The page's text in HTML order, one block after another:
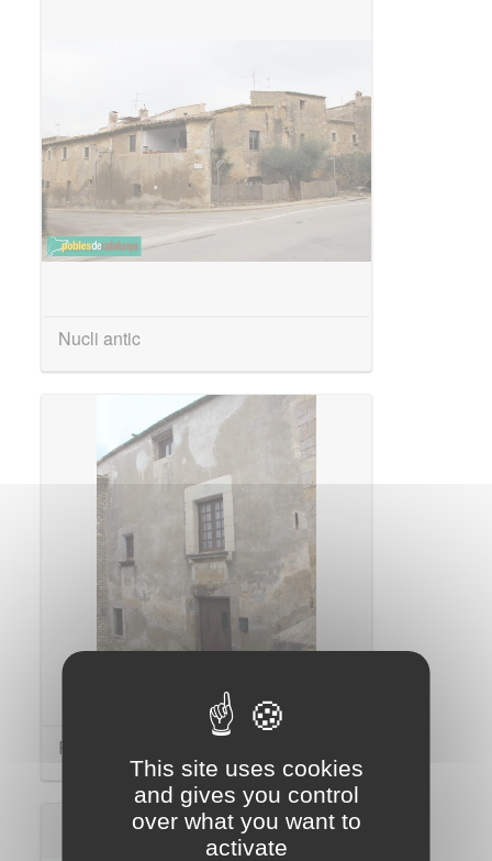
Nucli antic
Rectoria (Can Puig)
This site uses cookies
and gives you control
over what you want to
activate